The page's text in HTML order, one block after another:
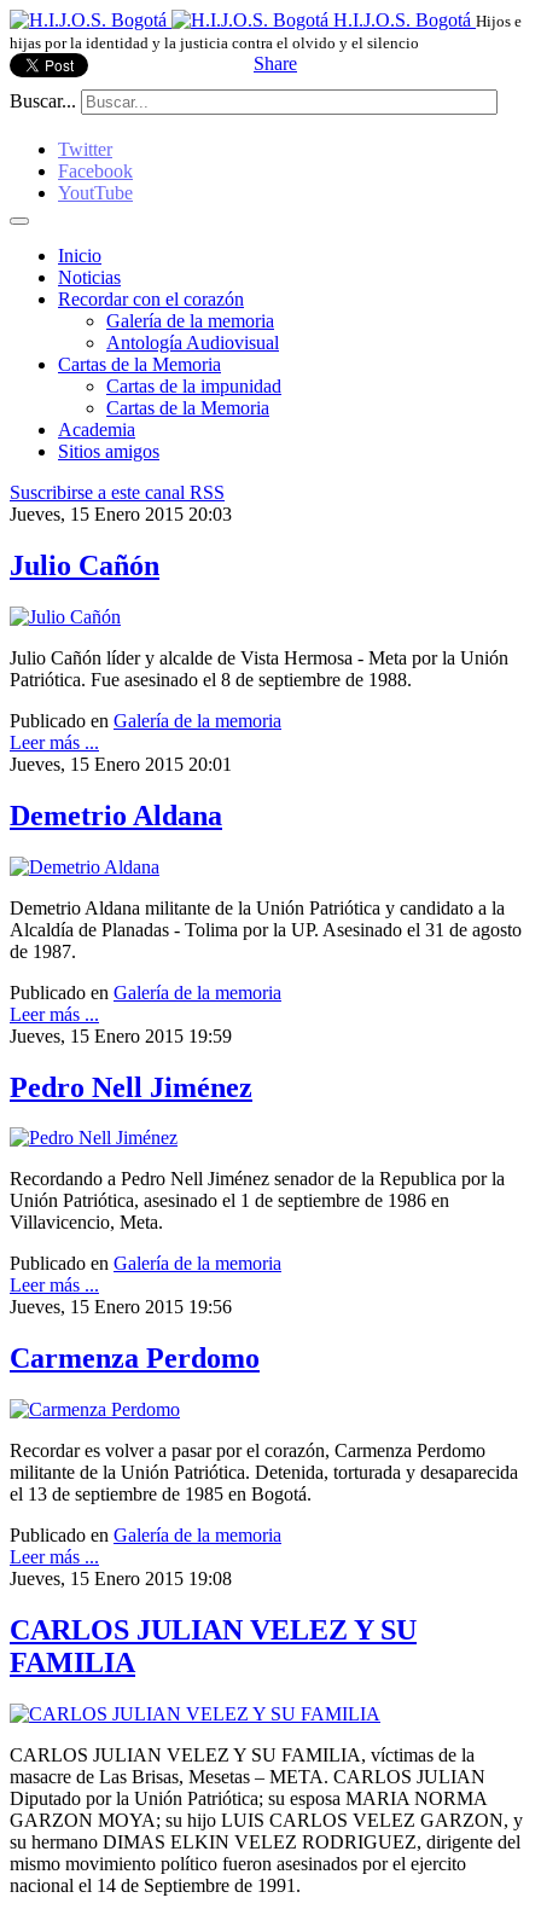
H.I.J.O.S. Bogotá Hijos e
hijas por la identidad y la justicia contra el olvido y el silencio
Share
Buscar...
Twitter
Facebook
YoutTube
Inicio
Noticias
Recordar con el corazón
Galería de la memoria
Antología Audiovisual
Cartas de la Memoria
Cartas de la impunidad
Cartas de la Memoria
Academia
Sitios amigos
Suscribirse a este canal RSS
Jueves, 15 Enero 2015 20:03
Julio Cañón
Julio Cañón líder y alcalde de Vista Hermosa - Meta por la Unión
Patriótica. Fue asesinado el 8 de septiembre de 1988.
Publicado en Galería de la memoria
Leer más ...
Jueves, 15 Enero 2015 20:01
Demetrio Aldana
Demetrio Aldana militante de la Unión Patriótica y candidato a la
Alcaldía de Planadas - Tolima por la UP. Asesinado el 31 de agosto
de 1987.
Publicado en Galería de la memoria
Leer más ...
Jueves, 15 Enero 2015 19:59
Pedro Nell Jiménez
Recordando a Pedro Nell Jiménez senador de la Republica por la
Unión Patriótica, asesinado el 1 de septiembre de 1986 en
Villavicencio, Meta.
Publicado en Galería de la memoria
Leer más ...
Jueves, 15 Enero 2015 19:56
Carmenza Perdomo
Recordar es volver a pasar por el corazón, Carmenza Perdomo
militante de la Unión Patriótica. Detenida, torturada y desaparecida
el 13 de septiembre de 1985 en Bogotá.
Publicado en Galería de la memoria
Leer más ...
Jueves, 15 Enero 2015 19:08
CARLOS JULIAN VELEZ Y SU
FAMILIA
CARLOS JULIAN VELEZ Y SU FAMILIA, víctimas de la
masacre de Las Brisas, Mesetas – META. CARLOS JULIAN
Diputado por la Unión Patriótica; su esposa MARIA NORMA
GARZON MOYA; su hijo LUIS CARLOS VELEZ GARZON, y
su hermano DIMAS ELKIN VELEZ RODRIGUEZ, dirigente del
mismo movimiento político fueron asesinados por el ejercito
nacional el 14 de Septiembre de 1991.